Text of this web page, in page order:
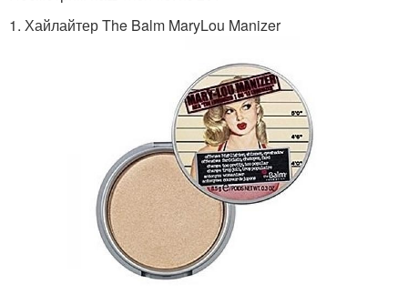
1. Хайлайтер The Balm MaryLou Manizer